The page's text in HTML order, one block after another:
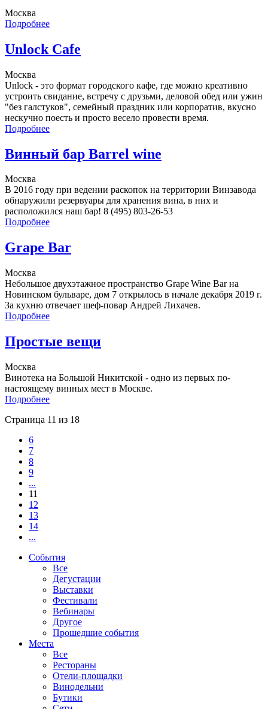
Москва
Подробнее
Unlock Cafe
Москва
Unlock - это формат городского кафе, где можно креативно
устроить свидание, встречу с друзьми, деловой обед или ужин
"без галстуков", семейный праздник или корпоратив, вкусно
нескучно поесть и просто весело провести время.
Подробнее
Винный бар Barrel wine
Москва
В 2016 году при ведении раскопок на территории Винзавода
обнаружили резервуары для хранения вина, в них и
расположился наш бар! 8 (495) 803-26-53
Подробнее
Grape Bar
Москва
Небольшое двухэтажное пространство Grape Wine Bar на
Новинском бульваре, дом 7 открылось в начале декабря 2019 г.
За кухню отвечает шеф-повар Андрей Лихачев.
Подробнее
Простые вещи
Москва
Винотека на Большой Никитской - одно из первых по-
настоящему винных мест в Москве.
Подробнее
Страница 11 из 18
6
7
8
9
...
11
12
13
14
...
События
Все
Дегустации
Выставки
Фестивали
Вебинары
Другое
Прошедшие события
Места
Все
Рестораны
Отели-площадки
Винодельни
Бутики